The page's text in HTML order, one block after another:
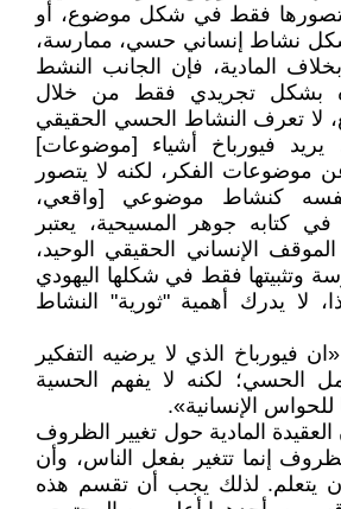
تصورها فقط في شكل موضوع، أو
نشاط إنساني حسي، ممارسة،
المادية، فإن الجانب النشط
بشكل تجريدي فقط من خلال
لا تعرف النشاط الحسي الحقيقي
فيورباخ أشياء [موضوعات]
موضوعات الفكر، لكنه لا يتصور
نفسه كنشاط موضوعي [واقعي،
كتابه جوهر المسيحية، يعتبر
الإنساني الحقيقي الوحيد،
وتثبيتها فقط في شكلها اليهودي
لا يدرك أهمية "ثورية" النشاط
فيورباخ الذي لا يرضيه التفكير
الحسي؛ لكنه لا يفهم الحسية
للحواس الإنسانية».
العقيدة المادية حول تغيير الظروف
إنما تتغير بفعل الناس، وأن
يتعلم. لذلك يجب أن تقسم هذه